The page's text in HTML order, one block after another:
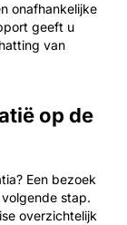
onafhankelijke
geeft u
van
op de
Een bezoek
stap.
overzichtelijk